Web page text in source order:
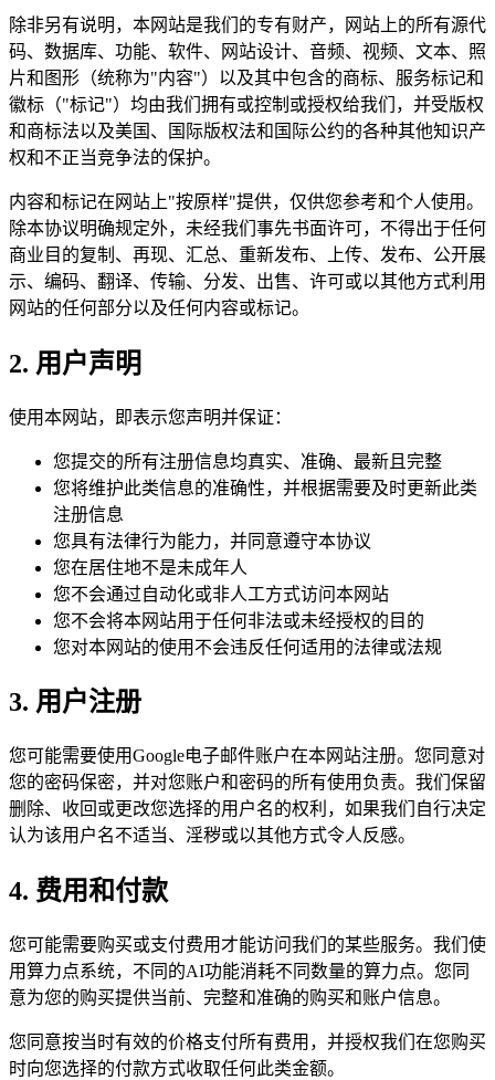
除非另有说明，本网站是我们的专有财产，网站上的所有源代
码、数据库、功能、软件、网站设计、音频、视频、文本、照
片和图形（统称为"内容"）以及其中包含的商标、服务标记和
徽标（"标记"）均由我们拥有或控制或授权给我们，并受版权
和商标法以及美国、国际版权法和国际公约的各种其他知识产
权和不正当竞争法的保护。
内容和标记在网站上"按原样"提供，仅供您参考和个人使用。
除本协议明确规定外，未经我们事先书面许可，不得出于任何
商业目的复制、再现、汇总、重新发布、上传、发布、公开展
示、编码、翻译、传输、分发、出售、许可或以其他方式利用
网站的任何部分以及任何内容或标记。
2. 用户声明
使用本网站，即表示您声明并保证：
您提交的所有注册信息均真实、准确、最新且完整
您将维护此类信息的准确性，并根据需要及时更新此类
注册信息
您具有法律行为能力，并同意遵守本协议
您在居住地不是未成年人
您不会通过自动化或非人工方式访问本网站
您不会将本网站用于任何非法或未经授权的目的
您对本网站的使用不会违反任何适用的法律或法规
3. 用户注册
您可能需要使用Google电子邮件账户在本网站注册。您同意对
您的密码保密，并对您账户和密码的所有使用负责。我们保留
删除、收回或更改您选择的用户名的权利，如果我们自行决定
认为该用户名不适当、淫秽或以其他方式令人反感。
4. 费用和付款
您可能需要购买或支付费用才能访问我们的某些服务。我们使
用算力点系统，不同的AI功能消耗不同数量的算力点。您同
意为您的购买提供当前、完整和准确的购买和账户信息。
您同意按当时有效的价格支付所有费用，并授权我们在您购买
时向您选择的付款方式收取任何此类金额。